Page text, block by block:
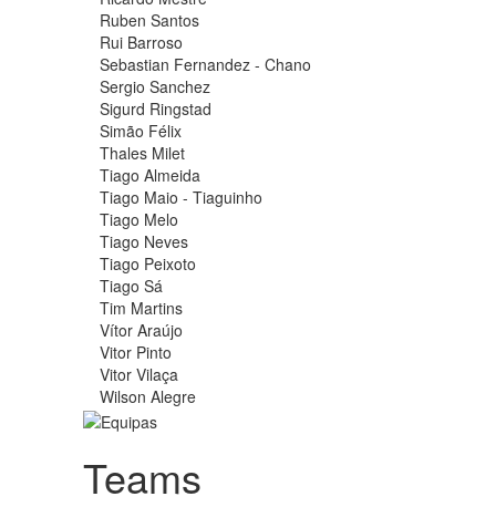
Ruben Santos
Rui Barroso
Sebastian Fernandez - Chano
Sergio Sanchez
Sigurd Ringstad
Simão Félix
Thales Milet
Tiago Almeida
Tiago Maio - Tiaguinho
Tiago Melo
Tiago Neves
Tiago Peixoto
Tiago Sá
Tim Martins
Vítor Araújo
Vitor Pinto
Vitor Vilaça
Wilson Alegre
Teams